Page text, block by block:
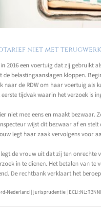
niet met
2016 een voertuig dat zij gebruikt
belastingaanslagen kloppen.
naar de RDW om haar voertuig
tijdvak waarin het verzoek is
niet mee eens en maakt
wijst dit bezwaar af en
legt haar zaak vervolgens voor
de vrouw uit dat zij ten onrechte
in te dienen. Het betalen van
De rechtbank verklaart het
Nederland | jurisprudentie |